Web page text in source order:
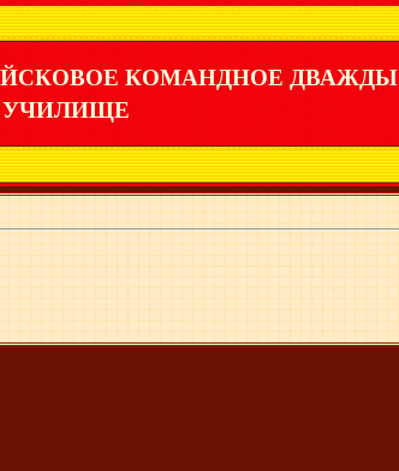
КОМАНДНОЕ ДВАЖДЫ
УЧИЛИЩЕ